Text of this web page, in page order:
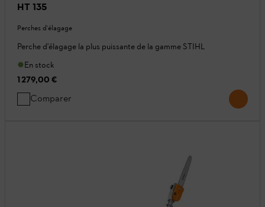
HT 135
Perches d'élagage
Perche d'élagage la plus puissante de la gamme STIHL
En stock
1 279,00 €
Comparer